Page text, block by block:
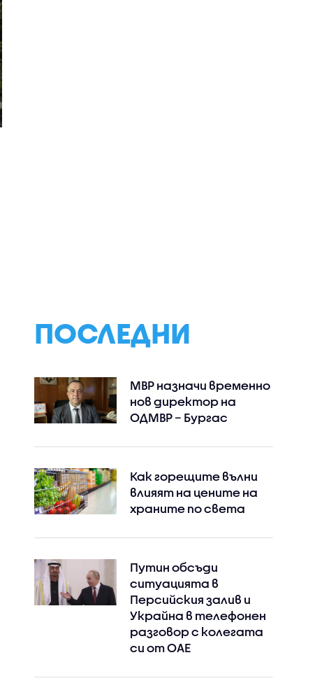
ПОСЛЕДНИ
МВР назначи временно
нов директор на
ОДМВР – Бургас
Как горещите вълни
влияят на цените на
храните по света
Путин обсъди
ситуацията в
Персийския залив и
Украйна в телефонен
разговор с колегата
си от ОАЕ